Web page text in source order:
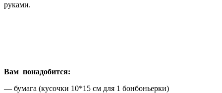
руками.
Вам понадобится:
— бумага (кусочки 10*15 см для 1 бонбоньерки)